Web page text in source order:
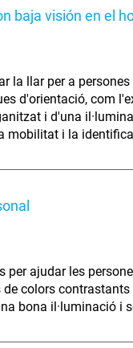
baja visión en el
la llar per a
d'orientació, com
i d'una
i la
per ajudar les
colors
bona il·luminació i